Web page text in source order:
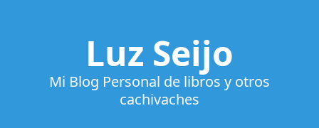
Luz Seijo
Mi Blog Personal de libros y otros
cachivaches